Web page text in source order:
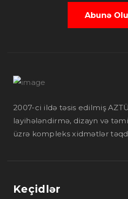
Abunə
2007-ci ildə təsis edilmiş
layihələndirmə, dizayn və
üzrə kompleks xidmətlər
Keçidlər